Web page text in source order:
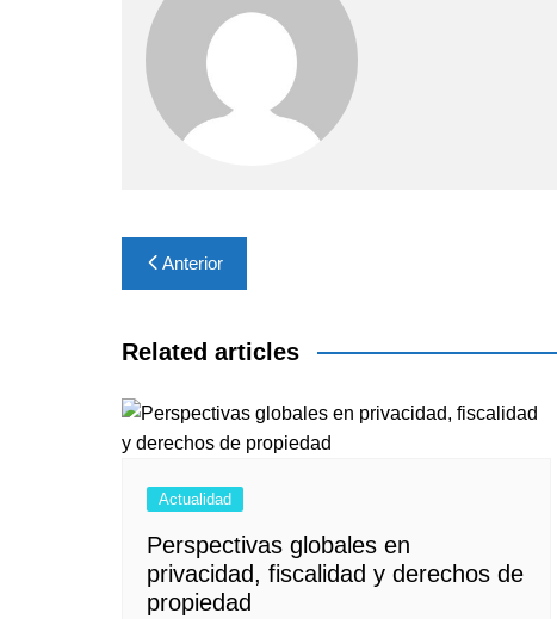
Navegación
de
entradas
Anterior
Related articles
Actualidad
Perspectivas globales en
privacidad, fiscalidad y derechos de
propiedad